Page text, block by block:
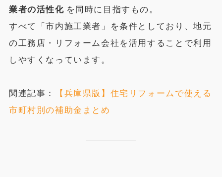
業者の活性化 を同時に目指すもの。
すべて「市内施工業者」を条件としており、地元
の工務店・リフォーム会社を活用することで利用
しやすくなっています。
関連記事：
【兵庫県版】住宅リフォームで使える
市町村別の補助金まとめ